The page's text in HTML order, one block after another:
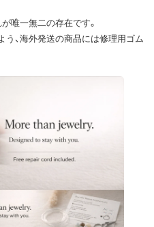
唯一無二の存在です。
、海外発送の商品には修理用ゴム